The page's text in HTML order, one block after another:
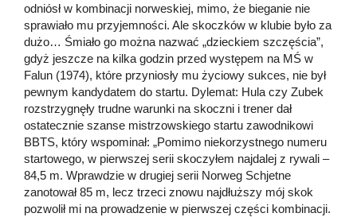
odniósł w kombinacji norweskiej, mimo, że bieganie nie
sprawiało mu przyjemności. Ale skoczków w klubie było za
dużo… Śmiało go można nazwać „dzieckiem szczęścia”,
gdyż jeszcze na kilka godzin przed występem na MŚ w
Falun (1974), które przyniosły mu życiowy sukces, nie był
pewnym kandydatem do startu. Dylemat: Hula czy Zubek
rozstrzygnęły trudne warunki na skoczni i trener dał
ostatecznie szanse mistrzowskiego startu zawodnikowi
BBTS, który wspominał: „Pomimo niekorzystnego numeru
startowego, w pierwszej serii skoczyłem najdalej z rywali –
84,5 m. Wprawdzie w drugiej serii Norweg Schjetne
zanotował 85 m, lecz trzeci znowu najdłuższy mój skok
pozwolił mi na prowadzenie w pierwszej części kombinacji.